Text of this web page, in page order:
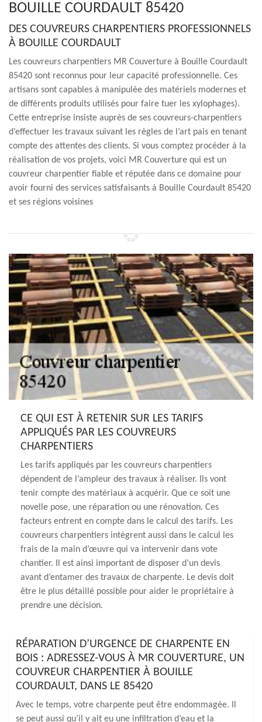
BOUILLE COURDAULT 85420
DES COUVREURS CHARPENTIERS PROFESSIONNELS
À BOUILLE COURDAULT
Les couvreurs charpentiers MR Couverture à Bouille Courdault
85420 sont reconnus pour leur capacité professionnelle. Ces
artisans sont capables à manipulée des matériels modernes et
de différents produits utilisés pour faire tuer les xylophages).
Cette entreprise insiste auprès de ses couvreurs-charpentiers
d’effectuer les travaux suivant les règles de l’art pais en tenant
compte des attentes des clients. Si vous comptez procéder à la
réalisation de vos projets, voici MR Couverture qui est un
couvreur charpentier fiable et réputée dans ce domaine pour
avoir fourni des services satisfaisants à Bouille Courdault 85420
et ses régions voisines
CE QUI EST À RETENIR SUR LES TARIFS
APPLIQUÉS PAR LES COUVREURS
CHARPENTIERS
Les tarifs appliqués par les couvreurs charpentiers
dépendent de l’ampleur des travaux à réaliser. Ils vont
tenir compte des matériaux à acquérir. Que ce soit une
novelle pose, une réparation ou une rénovation. Ces
facteurs entrent en compte dans le calcul des tarifs. Les
couvreurs charpentiers intègrent aussi dans le calcul les
frais de la main d’œuvre qui va intervenir dans vote
chantier. Il est ainsi important de disposer d’un devis
avant d’entamer des travaux de charpente. Le devis doit
être le plus détaillé possible pour aider le propriétaire à
prendre une décision.
RÉPARATION D’URGENCE DE CHARPENTE EN
BOIS : ADRESSEZ-VOUS À MR COUVERTURE, UN
COUVREUR CHARPENTIER À BOUILLE
COURDAULT, DANS LE 85420
Avec le temps, votre charpente peut être endommagée. Il
se peut aussi qu’il y ait eu une infiltration d’eau et la